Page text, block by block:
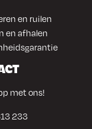
en ruilen
en afhalen
met ons!
233